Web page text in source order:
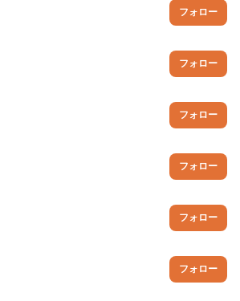
フォロー
フォロー
フォロー
フォロー
フォロー
フォロー